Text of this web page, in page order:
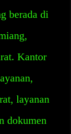
berada di
Kantor
layanan
dokumen